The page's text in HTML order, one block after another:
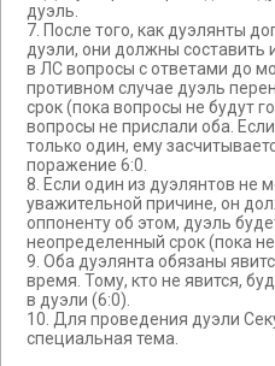
дуэль.
7. После того, как дуэлянты
дуэли, они должны составить
в ЛС вопросы с ответами до
противном случае дуэль
срок (пока вопросы не будут
вопросы не прислали оба.
только один, ему
поражение 6:0.
8. Если один из дуэлянтов не
уважительной причине, он
оппоненту об этом, дуэль
неопределенный срок (пока
9. Оба дуэлянта обязаны
время. Тому, кто не явится,
в дуэли (6:0).
10. Для проведения дуэли
специальная тема.